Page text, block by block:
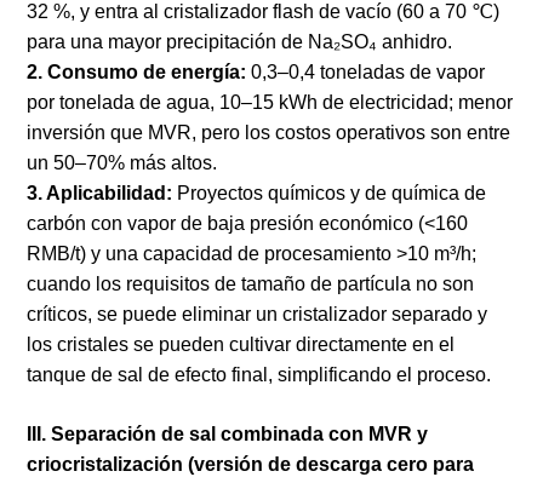
32 %, y entra al cristalizador flash de vacío (60 a 70 ℃)
para una mayor precipitación de Na₂SO₄ anhidro.
2. Consumo de energía: 0,3–0,4 toneladas de vapor
por tonelada de agua, 10–15 kWh de electricidad; menor
inversión que MVR, pero los costos operativos son entre
un 50–70% más altos.
3. Aplicabilidad: Proyectos químicos y de química de
carbón con vapor de baja presión económico (<160
RMB/t) y una capacidad de procesamiento >10 m³/h;
cuando los requisitos de tamaño de partícula no son
críticos, se puede eliminar un cristalizador separado y
los cristales se pueden cultivar directamente en el
tanque de sal de efecto final, simplificando el proceso.
III. Separación de sal combinada con MVR y
criocristalización (versión de descarga cero para